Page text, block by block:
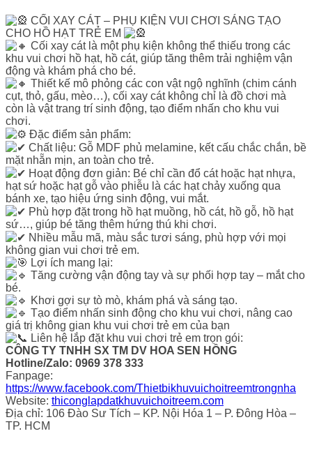
CỐI XAY CÁT – PHỤ KIỆN VUI CHƠI SÁNG TẠO
CHO HỒ HẠT TRẺ EM
Cối xay cát là một phụ kiện không thể thiếu trong các
khu vui chơi hồ hạt, hồ cát, giúp tăng thêm trải nghiệm vận
động và khám phá cho bé.
Thiết kế mô phỏng các con vật ngộ nghĩnh (chim cánh
cụt, thỏ, gấu, mèo…), cối xay cát không chỉ là đồ chơi mà
còn là vật trang trí sinh động, tạo điểm nhấn cho khu vui
chơi.
Đặc điểm sản phẩm:
Chất liệu: Gỗ MDF phủ melamine, kết cấu chắc chắn, bề
mặt nhẵn mịn, an toàn cho trẻ.
Hoạt động đơn giản: Bé chỉ cần đổ cát hoặc hạt nhựa,
hạt sứ hoặc hạt gỗ vào phiễu là các hạt chảy xuống qua
bánh xe, tạo hiệu ứng sinh động, vui mắt.
Phù hợp đặt trong hồ hạt muồng, hồ cát, hồ gỗ, hồ hạt
sứ…, giúp bé tăng thêm hứng thú khi chơi.
Nhiều mẫu mã, màu sắc tươi sáng, phù hợp với mọi
không gian vui chơi trẻ em.
Lợi ích mang lại:
Tăng cường vận động tay và sự phối hợp tay – mắt cho
bé.
Khơi gợi sự tò mò, khám phá và sáng tạo.
Tạo điểm nhấn sinh động cho khu vui chơi, nâng cao
giá trị không gian khu vui chơi trẻ em của bạn
Liên hệ lắp đặt khu vui chơi trẻ em trọn gói:
CÔNG TY TNHH SX TM DV HOA SEN HỒNG
Hotline/Zalo: 0969 378 333
Fanpage:
https://www.facebook.com/Thietbikhuvuichoitreemtrongnha
Website: thiconglapdatkhuvuichoitreem.com
Địa chỉ: 106 Đào Sư Tích – KP. Nội Hóa 1 – P. Đông Hòa –
TP. HCM